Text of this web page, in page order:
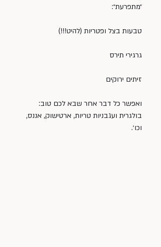
״מתפרעת״:
טבעות בצל ופטריות (להיט!!!)
גרגירי תירס
זיתים ירוקים
ואפשר כל דבר אחר שבא לכם טוב:
בולגרית ועגבניות טריות, ארטישוק, אננס,
וכו׳.